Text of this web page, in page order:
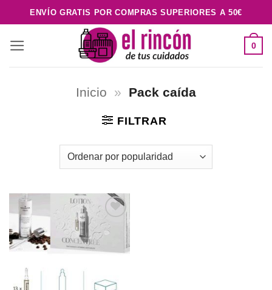
al
contenido
ENVÍO GRATIS POR COMPRAS SUPERIORES A 50€
0
Inicio » Pack caída
FILTRAR
Añadir